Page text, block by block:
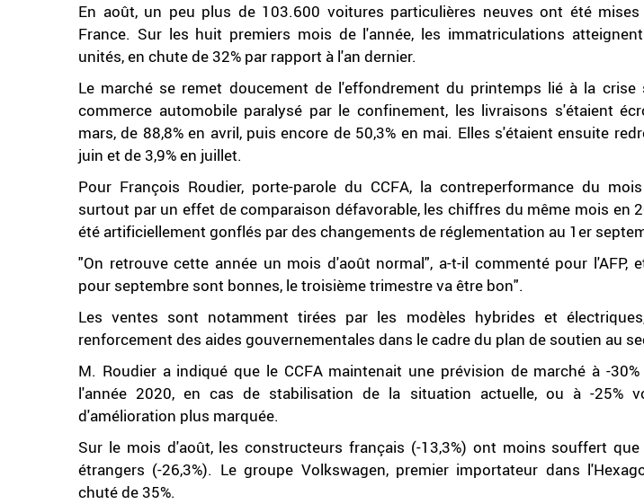
En août, un peu plus de 103.600 voitures particulières neuves ont été
France. Sur les huit premiers mois de l'année, les immatriculations
unités, en chute de 32% par rapport à l'an dernier.
Le marché se remet doucement de l'effondrement du printemps lié à la crise
commerce automobile paralysé par le confinement, les livraisons s'étaient
mars, de 88,8% en avril, puis encore de 50,3% en mai. Elles s'étaient ensuite
juin et de 3,9% en juillet.
Pour François Roudier, porte-parole du CCFA, la contreperformance du
surtout par un effet de comparaison défavorable, les chiffres du même mois en
été artificiellement gonflés par des changements de réglementation au 1er
"On retrouve cette année un mois d'août normal", a-t-il commenté pour l'AFP,
pour septembre sont bonnes, le troisième trimestre va être bon".
Les ventes sont notamment tirées par les modèles hybrides et
renforcement des aides gouvernementales dans le cadre du plan de soutien au
M. Roudier a indiqué que le CCFA maintenait une prévision de marché à -
l'année 2020, en cas de stabilisation de la situation actuelle, ou à -25%
d'amélioration plus marquée.
Sur le mois d'août, les constructeurs français (-13,3%) ont moins souffert
étrangers (-26,3%). Le groupe Volkswagen, premier importateur dans
chuté de 35%.